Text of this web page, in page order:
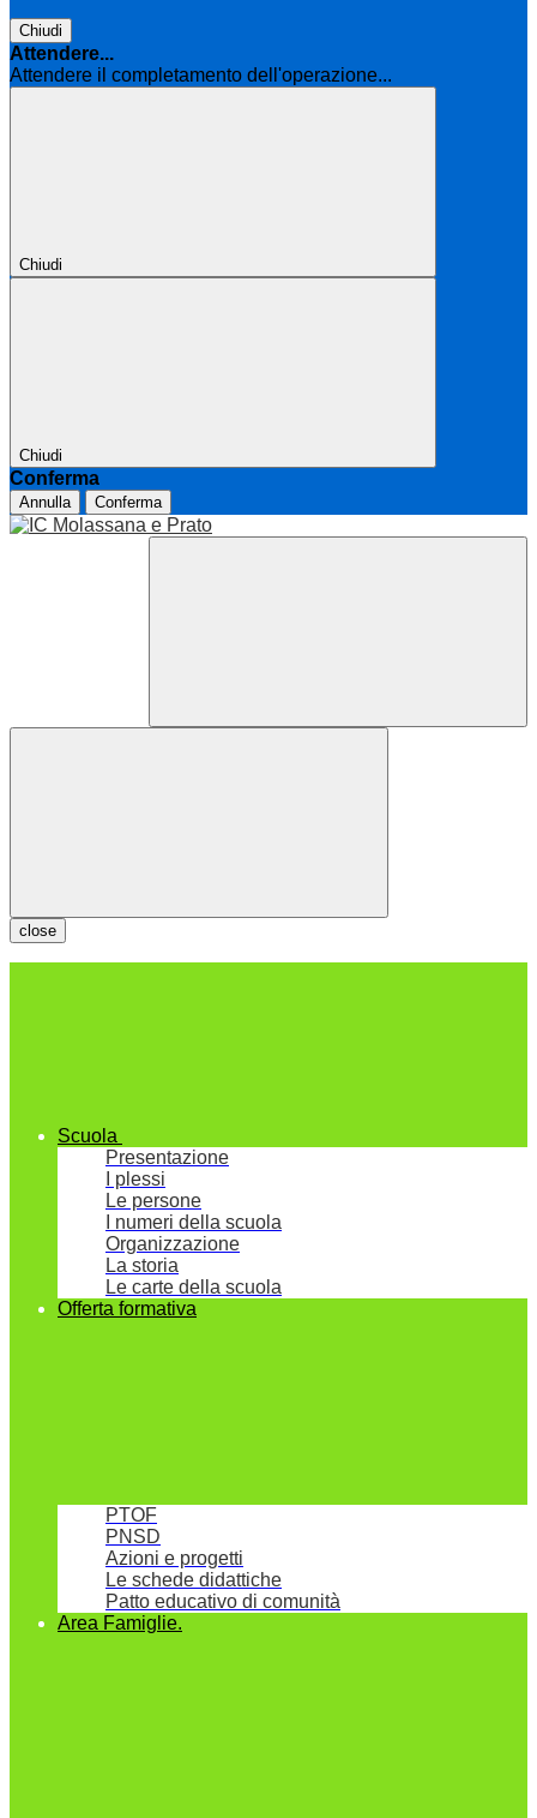
Chiudi
Attendere...
Attendere il completamento dell'operazione...
Chiudi
Chiudi
Conferma
Annulla Conferma
close
Scuola
Presentazione
I plessi
Le persone
I numeri della scuola
Organizzazione
La storia
Le carte della scuola
Offerta formativa
PTOF
PNSD
Azioni e progetti
Le schede didattiche
Patto educativo di comunità
Area Famiglie.